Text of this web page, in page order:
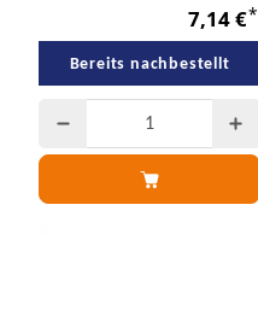
7,14 €*
Bereits nachbestellt